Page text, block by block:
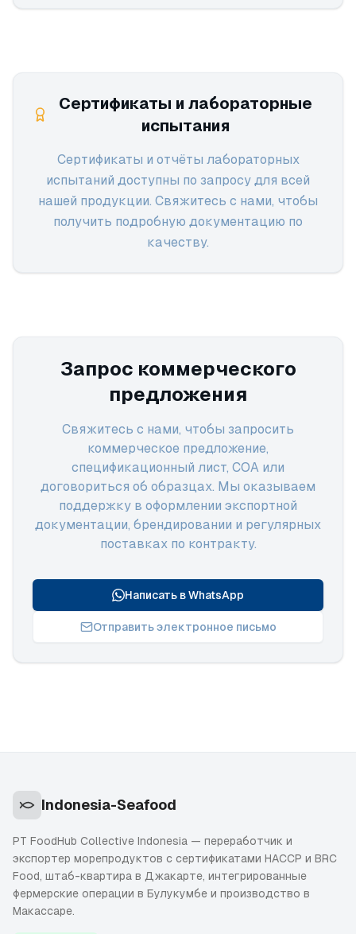
Сертификаты и лабораторные
испытания
Сертификаты и отчёты лабораторных
испытаний доступны по запросу для всей
нашей продукции. Свяжитесь с нами, чтобы
получить подробную документацию по
качеству.
Запрос коммерческого
предложения
Свяжитесь с нами, чтобы запросить
коммерческое предложение,
спецификационный лист, COA или
договориться об образцах. Мы оказываем
поддержку в оформлении экспортной
документации, брендировании и регулярных
поставках по контракту.
Написать в WhatsApp
Отправить электронное письмо
Indonesia-Seafood
PT FoodHub Collective Indonesia — переработчик и
экспортер морепродуктов с сертификатами HACCP и BRC
Food, штаб-квартира в Джакарте, интегрированные
фермерские операции в Булукумбе и производство в
Макассаре.